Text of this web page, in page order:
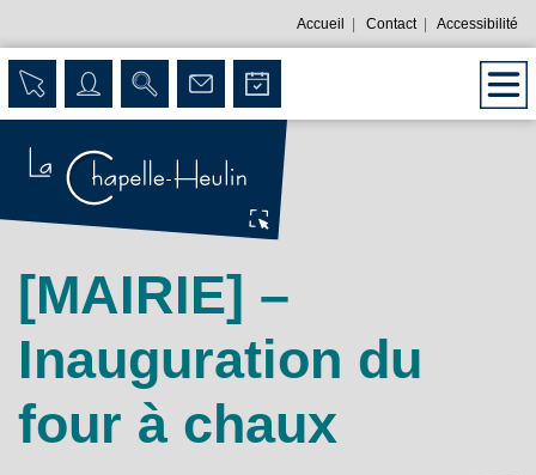
Accueil Contact| Accessibilité
[MAIRIE] –
Inauguration du
four à chaux